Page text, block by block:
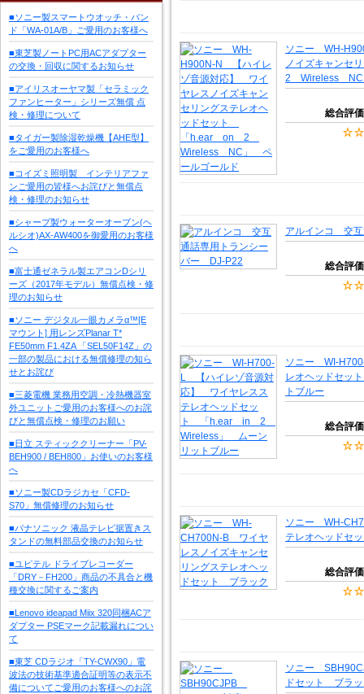
■ソニー製スマートウオッチ・バン
ド「WA-01A/B」ご愛用のお客様へ
■東芝製ノートPC用ACアダプター
の交換・回収に関するお知らせ
■アイリスオーヤマ製「セラミック
ファンヒーター」シリーズ無償 点
検・修理について
■タイガー製除湿乾燥機【AHE型】
をご愛用のお客様へ
■コイズミ照明製 インテリアファ
ンご愛用の皆様へお詫びと無償点
検・修理のお知らせ
■シャープ製ウォーターオーブン(ヘ
ルシオ)AX-AW400を御愛用のお客様
へ
■富士通ゼネラル製エアコンDシリ
ーズ（2017年モデル）無償点検・修
理のお知らせ
■ソニー デジタル一眼カメラα™[E
マウント] 用レンズPlanar T*
FE50mm F1.4ZA 「SEL50F14Z」の
一部の製品における無償修理の知ら
せとお詫び
■三菱電機 業務用空調・冷熱機器室
外ユニットご愛用のお客様へのお詫
びと無償点検・修理のお願い
■日立 スティッククリーナー「PV-
BEH900 / BEH800」お使いのお客様
へ
■ソニー製CDラジカセ「CFD-
S70」無償修理のお知らせ
■パナソニック 液晶テレビ据置きス
タンドの無料部品交換のお知らせ
■ユピテル ドライブレコーダー
「DRY－FH200」商品の不具合と機
種交換に関するご案内
■Lenovo ideapad Miix 320同梱ACア
ダプター PSEマーク記載漏れについ
て
■東芝 CDラジオ「TY-CWX90」電
波法の技術基準適合証明等の表示不
備についてご愛用のお客様へのお詫
ソニー WH-
ノイズキャン
2 Wireless NC
総合評価
アルインコ 交
総合評価
ソニー WI-
レオヘッドセ
トブルー
総合評価
ソニー WH-
テレオヘッドセ
総合評価
ソニー
ドセット ブラ